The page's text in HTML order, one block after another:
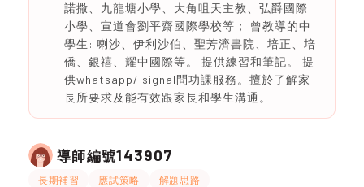
諾撒、九龍塘小學、大角咀天主教、弘爵國際
小學、宣道會劉平齋國際學校等； 曾教導的中
學生: 喇沙、伊利沙伯、聖芳濟書院、培正、培
僑、銀禧、耀中國際等。 提供練習和筆記。 提
供whatsapp/ signal問功課服務。擅於了解家
長所要求及能有效跟家長和學生溝通。
導師編號143907
長期補習 應試策略 解題思路